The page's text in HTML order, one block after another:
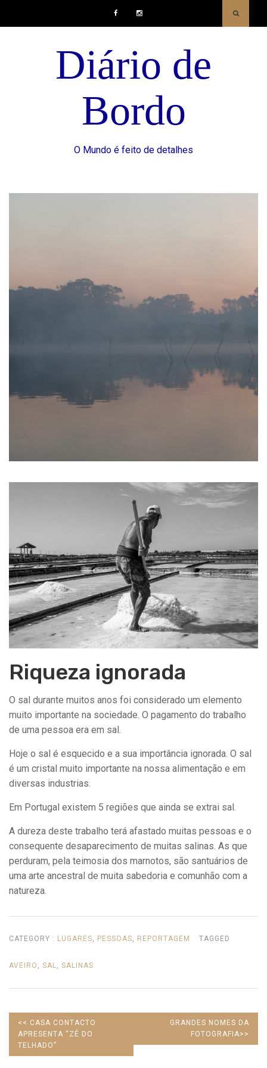
Facebook
Diário de
Bordo
O Mundo é feito de detalhes
Riqueza ignorada
O sal durante muitos anos foi considerado um elemento
muito importante na sociedade. O pagamento do trabalho
de uma pessoa era em sal.
Hoje o sal é esquecido e a sua importância ignorada. O sal
é um cristal muito importante na nossa alimentação e em
diversas industrias.
Em Portugal existem 5 regiões que ainda se extrai sal.
A dureza deste trabalho terá afastado muitas pessoas e o
consequente desaparecimento de muitas salinas. As que
perduram, pela teimosia dos marnotos, são santuários de
uma arte ancestral de muita sabedoria e comunhão com a
natureza.
CATEGORY : LUGARES PESSOAS REPORTAGEM TAGGED
AVEIRO SAL SALINAS
<< PREVIOUS
POST:
CASA CONTACTO
APRESENTA “ZÉ DO
TELHADO”
NEXT
POST:
GRANDES NOMES DA
FOTOGRAFIA>>